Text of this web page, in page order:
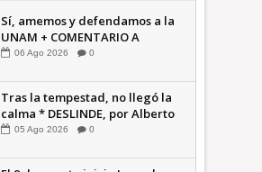
Sí, amemos y defendamos a la
UNAM + COMENTARIO A
TIEMPO
06 Ago 2026 0
Tras la tempestad, no llegó la
calma * DESLINDE, por Alberto
Witvrun OPINIÓN
05 Ago 2026 0